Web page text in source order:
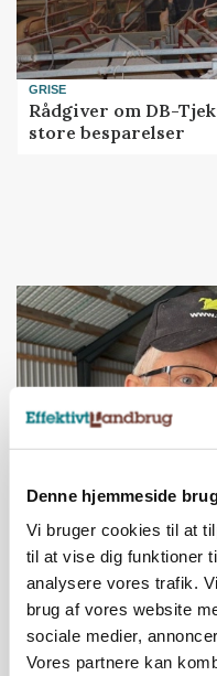
Denne hjemmeside
Vi bruger cookies til at
til at vise dig funktioner
analysere vores trafik.
brug af vores website
sociale medier,
Vores partnere kan
GRISE
Rådgiver om DB-
store besparelser
POLITIK
»Nu stopper I«:
protestgruppe vil
gødskningslov